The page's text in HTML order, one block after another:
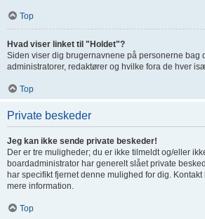
Top
Hvad viser linket til "Holdet"?
Siden viser dig brugernavnene på personerne bag
administratorer, redaktører og hvilke fora de hver
Top
Private beskeder
Jeg kan ikke sende private beskeder!
Der er tre muligheder; du er ikke tilmeldt og/eller
boardadministrator har generelt slået private
har specifikt fjernet denne mulighed for dig.
mere information.
Top